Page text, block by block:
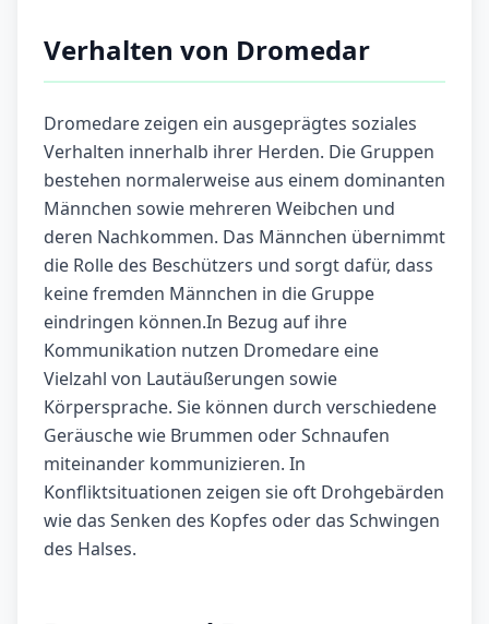
Verhalten von Dromedar
Dromedare zeigen ein ausgeprägtes soziales
Verhalten innerhalb ihrer Herden. Die Gruppen
bestehen normalerweise aus einem dominanten
Männchen sowie mehreren Weibchen und
deren Nachkommen. Das Männchen übernimmt
die Rolle des Beschützers und sorgt dafür, dass
keine fremden Männchen in die Gruppe
eindringen können.In Bezug auf ihre
Kommunikation nutzen Dromedare eine
Vielzahl von Lautäußerungen sowie
Körpersprache. Sie können durch verschiedene
Geräusche wie Brummen oder Schnaufen
miteinander kommunizieren. In
Konfliktsituationen zeigen sie oft Drohgebärden
wie das Senken des Kopfes oder das Schwingen
des Halses.